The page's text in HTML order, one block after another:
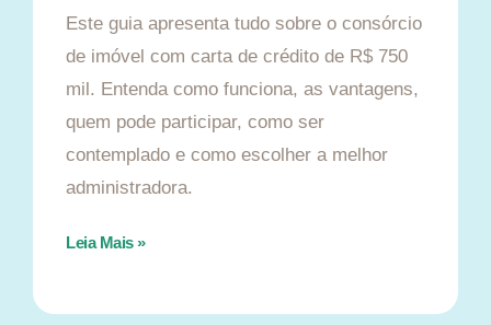
Este guia apresenta tudo sobre o consórcio
de imóvel com carta de crédito de R$ 750
mil. Entenda como funciona, as vantagens,
quem pode participar, como ser
contemplado e como escolher a melhor
administradora.
Leia Mais »